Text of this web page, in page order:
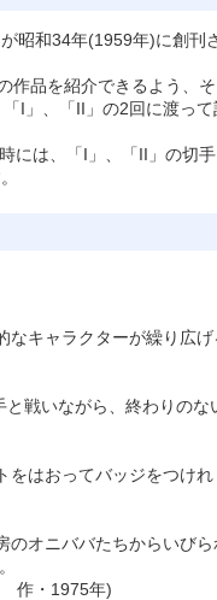
昭和34年(1959年)に創刊
作品を紹介できるよう、そ
I」、「II」の2回に渡って
には、「I」、「II」の切手
なキャラクターが繰り広げ
戦いながら、終わりのな
をはおってバッジをつけれ
のオニババたちからいびら
作・1975年)